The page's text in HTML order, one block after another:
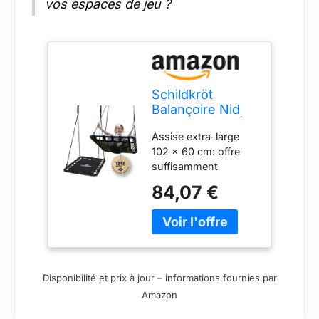
vos espaces de jeu ?
Schildkröt
Balançoire Nid
102 x 60 cm |
pour Toute la
Famille | pour
l'Extérieur et
l'Intérieur | 150
kg de Charge
Maximale |
Instructions de
Incluses | Noir
Assise extra-large
102 × 60 cm: offre
suffisamment
s’asseoir ou
s’allonger
confortablement à un
métalliques protégés
84,07 €
Disponibilité et prix à jour – informations fournies par
Amazon